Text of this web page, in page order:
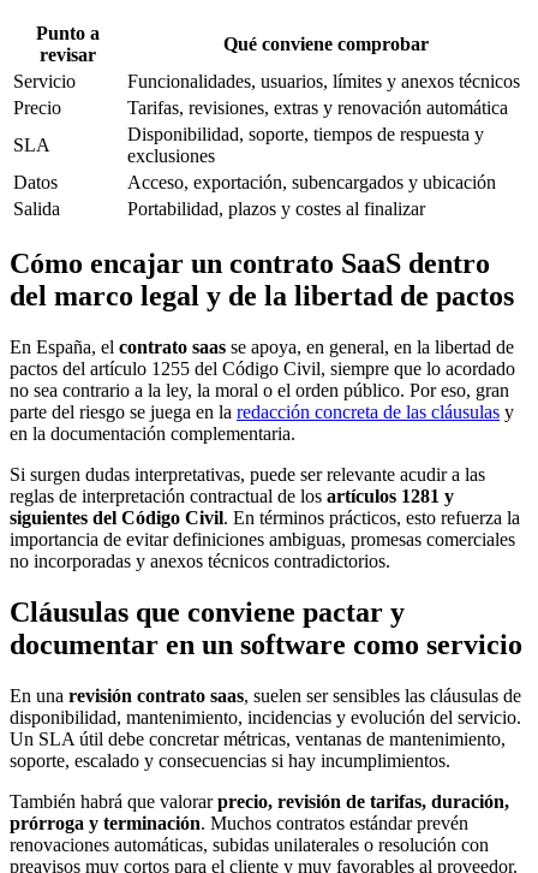
Punto a
revisar
Qué conviene comprobar
Servicio
Funcionalidades, usuarios, límites y anexos técnicos
Precio
Tarifas, revisiones, extras y renovación automática
SLA
Disponibilidad, soporte, tiempos de respuesta y
exclusiones
Datos
Acceso, exportación, subencargados y ubicación
Salida
Portabilidad, plazos y costes al finalizar
Cómo encajar un contrato SaaS dentro
del marco legal y de la libertad de pactos
En España, el contrato saas se apoya, en general, en la libertad de
pactos del artículo 1255 del Código Civil, siempre que lo acordado
no sea contrario a la ley, la moral o el orden público. Por eso, gran
parte del riesgo se juega en la redacción concreta de las cláusulas y
en la documentación complementaria.
Si surgen dudas interpretativas, puede ser relevante acudir a las
reglas de interpretación contractual de los artículos 1281 y
siguientes del Código Civil. En términos prácticos, esto refuerza la
importancia de evitar definiciones ambiguas, promesas comerciales
no incorporadas y anexos técnicos contradictorios.
Cláusulas que conviene pactar y
documentar en un software como servicio
En una revisión contrato saas, suelen ser sensibles las cláusulas de
disponibilidad, mantenimiento, incidencias y evolución del servicio.
Un SLA útil debe concretar métricas, ventanas de mantenimiento,
soporte, escalado y consecuencias si hay incumplimientos.
También habrá que valorarprecio, revisión de tarifas, duración,
prórroga y terminación. Muchos contratos estándar prevén
renovaciones automáticas, subidas unilaterales o resolución con
preavisos muy cortos para el cliente y muy favorables al proveedor.